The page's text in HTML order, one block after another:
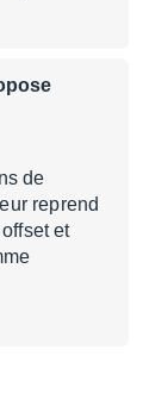
de
reprend
et